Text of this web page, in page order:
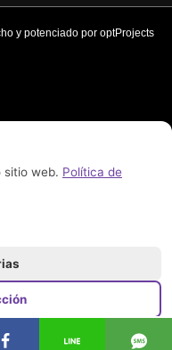
y potenciado por optProjects
sitio web. Política de